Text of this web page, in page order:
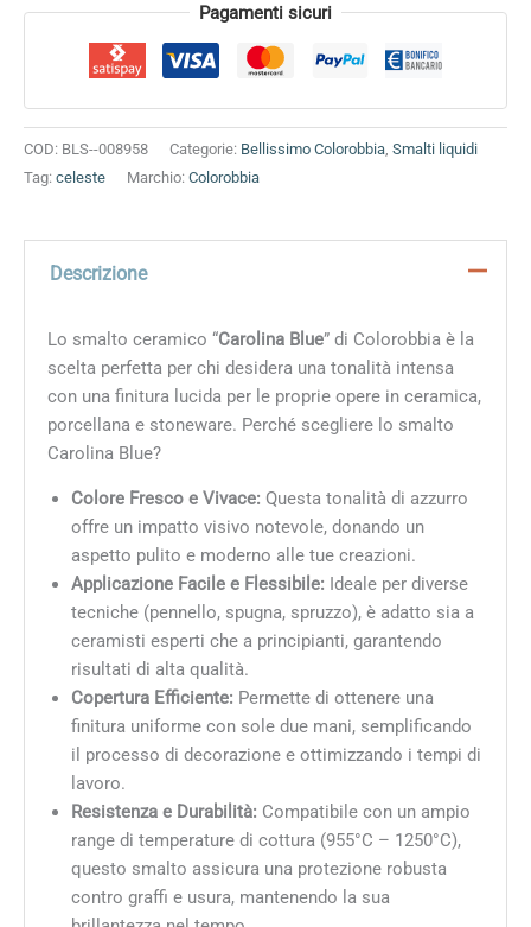
Alternative: Pagamenti sicuri
COD: BLS--008958 Categorie: Bellissimo Colorobbia, Smalti liquidi
Tag: celeste Marchio: Colorobbia
Descrizione
Lo smalto ceramico “Carolina Blue” di Colorobbia è la
scelta perfetta per chi desidera una tonalità intensa
con una finitura lucida per le proprie opere in ceramica,
porcellana e stoneware. Perché scegliere lo smalto
Carolina Blue?
Colore Fresco e Vivace: Questa tonalità di azzurro
offre un impatto visivo notevole, donando un
aspetto pulito e moderno alle tue creazioni.
Applicazione Facile e Flessibile: Ideale per diverse
tecniche (pennello, spugna, spruzzo), è adatto sia a
ceramisti esperti che a principianti, garantendo
risultati di alta qualità.
Copertura Efficiente: Permette di ottenere una
finitura uniforme con sole due mani, semplificando
il processo di decorazione e ottimizzando i tempi di
lavoro.
Resistenza e Durabilità: Compatibile con un ampio
range di temperature di cottura (955°C – 1250°C),
questo smalto assicura una protezione robusta
contro graffi e usura, mantenendo la sua